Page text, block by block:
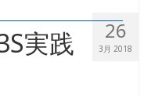
26
3月 2018
実践